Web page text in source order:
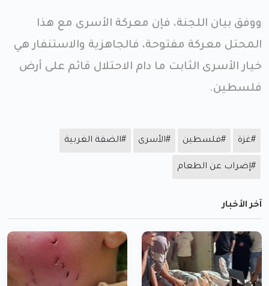
ووفق بيان اللجنة، فإن معركة الأسرى مع هذا
المحتل معركة مفتوحة، فالجاهزية والاستنفار هي
خيار الأسرى الثابت ما دام الاحتلال قائم على أرض
فلسطين.
#غزة #فلسطين #الأسرى #الضفة الغربية
#إضراب عن الطعام
آخر الأخبار